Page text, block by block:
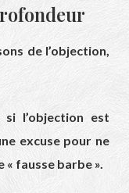
de l’objection,
l’objection est
excuse pour ne
fausse barbe ».